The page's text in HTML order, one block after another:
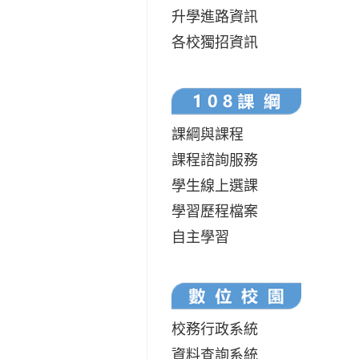
升學進路資訊
各校獨招資訊
課綱與課程
課程諮詢服務
學生線上選課
學習歷程檔案
自主學習
校務行政系統
資料查詢系統